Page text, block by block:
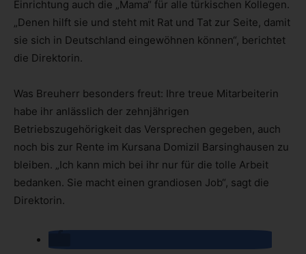
Einrichtung auch die „Mama“ für alle türkischen Kollegen.
„Denen hilft sie und steht mit Rat und Tat zur Seite, damit
sie sich in Deutschland eingewöhnen können“, berichtet
die Direktorin.
Was Breuherr besonders freut: Ihre treue Mitarbeiterin
habe ihr anlässlich der zehnjährigen
Betriebszugehörigkeit das Versprechen gegeben, auch
noch bis zur Rente im Kursana Domizil Barsinghausen zu
bleiben. „Ich kann mich bei ihr nur für die tolle Arbeit
bedanken. Sie macht einen grandiosen Job“, sagt die
Direktorin.